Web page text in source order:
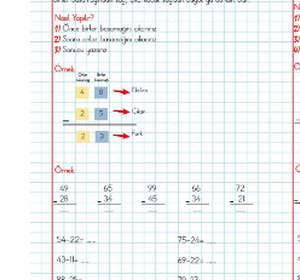
Şu
kelime
için
arama
sonuçları: